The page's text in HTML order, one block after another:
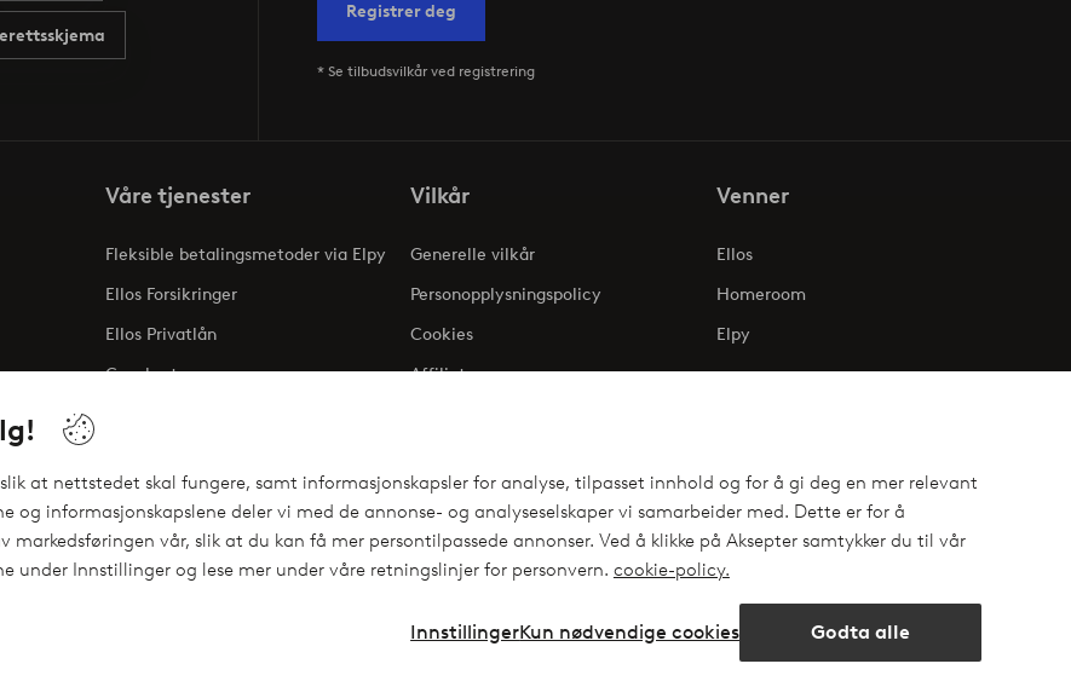
at nettstedet skal fungere, samt informasjonskapsler for analyse, tilpasset innhold og for å gi deg en mer relevant
og informasjonskapslene deler vi med de annonse- og analyseselskaper vi samarbeider med. Dette er for å
vår, slik at du kan få mer persontilpassede annonser. Ved å klikke på Aksepter samtykker du til vår
under Innstillinger og lese mer under våre retningslinjer for personvern. cookie-policy.
Godta alle
Kun nødvendige cookies
Innstillinger
Registrer deg
* Se tilbudsvilkår ved registrering
Våre tjenester
Fleksible betalingsmetoder via Elpy
Ellos Forsikringer
Ellos Privatlån
Gavekort
Vilkår
Generelle vilkår
Personopplysningspolicy
Cookies
Affiliate
Venner
Ellos
Homeroom
Elpy
InstagramFacebook